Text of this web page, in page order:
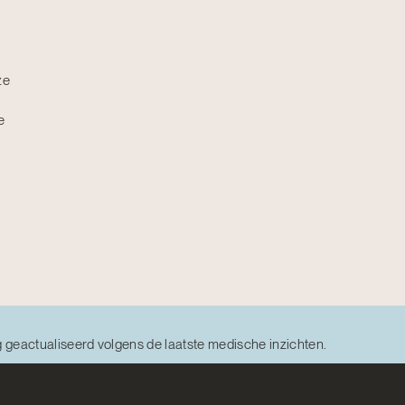
volgens de laatste medische inzichten.